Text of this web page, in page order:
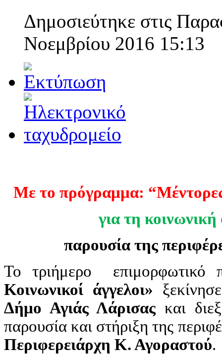
Δημοσιεύτηκε στις
Νοεμβρίου 2016 15:13
Με το πρόγραμμα:
για τη κοινωνική
παρουσία της
Το τριήμερο επιμορφωτικό
Κοινωνικοί άγγελοι»
Δήμο Αγιάς Λάρισας και
παρουσία και στήριξη της
Περιφερειάρχη Κ. Αγοραστού.